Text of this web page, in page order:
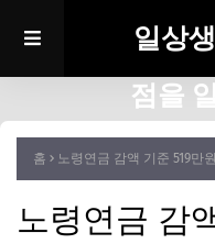
일상
점을
홈 노령연금 감액 기준 519만
노령연금 감